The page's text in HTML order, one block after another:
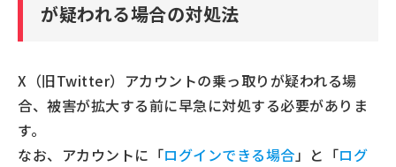
が疑われる場合の対処法
X（旧Twitter）アカウントの乗っ取りが疑われる場
合、被害が拡大する前に早急に対処する必要がありま
す。
なお、アカウントに「ログインできる場合」と「ログ